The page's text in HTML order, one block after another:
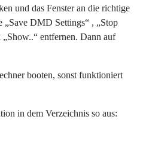
und das Fenster an die richtige
„Save DMD Settings“ , „Stop
entfernen. Dann auf
booten, sonst funktioniert
in dem Verzeichnis so aus: